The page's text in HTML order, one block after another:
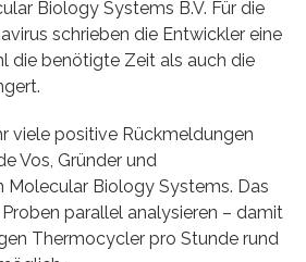
Biology Systems B.V. Für die
schrieben die Entwickler eine
die benötigte Zeit als auch die
viele positive Rückmeldungen
Vos, Gründer und
Molecular Biology Systems. Das
parallel analysieren – damit
Thermocycler pro Stunde rund